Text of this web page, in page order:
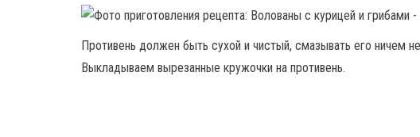
Противень должен быть сухой и чистый, смазывать его ничем
Выкладываем вырезанные кружочки на противень.